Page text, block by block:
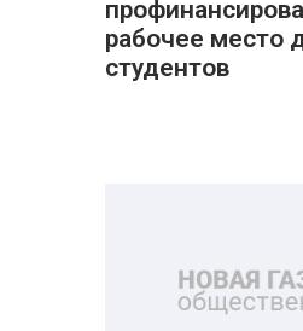
рабочее место
студентов